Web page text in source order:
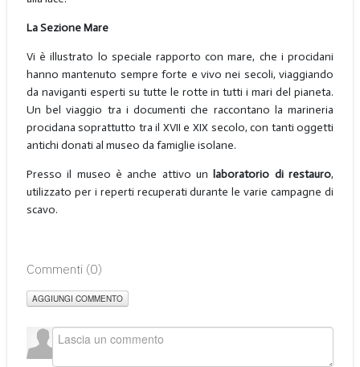
La Sezione Mare
Vi è illustrato lo speciale rapporto con mare, che i procidani
hanno mantenuto sempre forte e vivo nei secoli, viaggiando
da naviganti esperti su tutte le rotte in tutti i mari del pianeta.
Un bel viaggio tra i documenti che raccontano la marineria
procidana soprattutto tra il XVII e XIX secolo, con tanti oggetti
antichi donati al museo da famiglie isolane.
Presso il museo è anche attivo un laboratorio di restauro,
utilizzato per i reperti recuperati durante le varie campagne di
scavo.
Commenti (0)
AGGIUNGI COMMENTO